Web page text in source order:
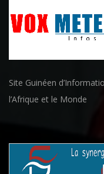
Site Guinéen
l’Afrique et le Monde